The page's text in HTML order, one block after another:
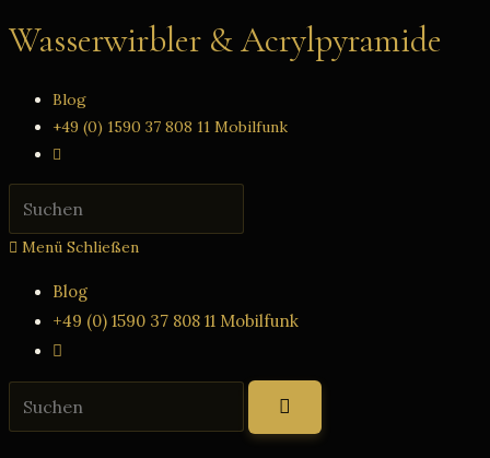
Inhalt
Wasserwirbler & Acrylpyramide
Blog
+49 (0) 1590 37 808 11 Mobilfunk
Website-
Suche
umschalten
search
Menü Schließen
Blog
+49 (0) 1590 37 808 11 Mobilfunk
Website-
Suche
umschalten
Website